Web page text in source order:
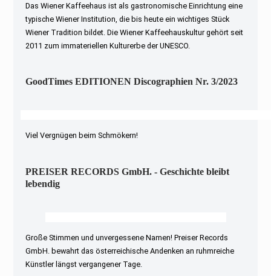
Das Wiener Kaffeehaus ist als gastronomische Einrichtung eine
typische Wiener Institution, die bis heute ein wichtiges Stück
Wiener Tradition bildet. Die Wiener Kaffeehauskultur gehört seit
2011 zum immateriellen Kulturerbe der UNESCO.
GoodTimes EDITIONEN Discographien Nr. 3/2023
Viel Vergnügen beim Schmökern!
PREISER RECORDS GmbH. - Geschichte bleibt
lebendig
Große Stimmen und unvergessene Namen! Preiser Records
GmbH. bewahrt das österreichische Andenken an ruhmreiche
Künstler längst vergangener Tage.